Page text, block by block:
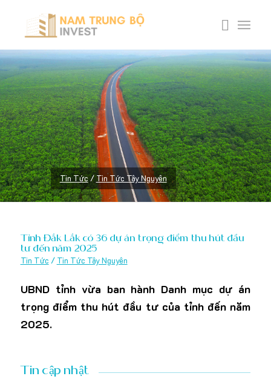
Tin Tức/Tin Tức Tây Nguyên
Tỉnh Đắk Lắk có 36 dự án trọng điểm thu hút đầu
tư đến năm 2025
Tin Tức / Tin Tức Tây Nguyên
UBND tỉnh vừa ban hành Danh mục dự án
trọng điểm thu hút đầu tư của tỉnh đến năm
2025.
Tin cập nhật